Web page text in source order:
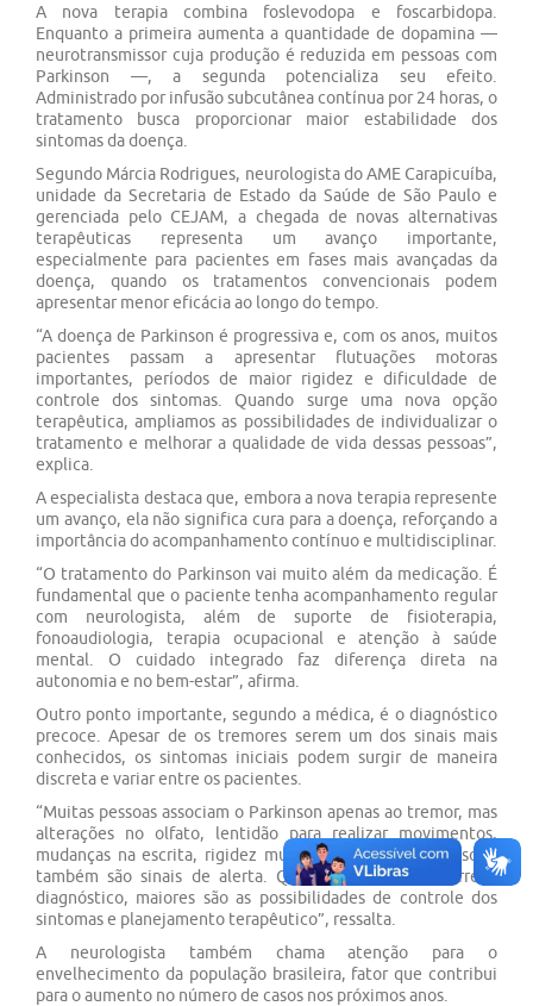
A nova terapia combina foslevodopa e foscarbidopa.
Enquanto a primeira aumenta a quantidade de dopamina —
neurotransmissor cuja produção é reduzida em pessoas com
Parkinson —, a segunda potencializa seu efeito.
Administrado por infusão subcutânea contínua por 24 horas, o
tratamento busca proporcionar maior estabilidade dos
sintomas da doença.
Segundo Márcia Rodrigues, neurologista do AME Carapicuíba,
unidade da Secretaria de Estado da Saúde de São Paulo e
gerenciada pelo CEJAM, a chegada de novas alternativas
terapêuticas representa um avanço importante,
especialmente para pacientes em fases mais avançadas da
doença, quando os tratamentos convencionais podem
apresentar menor eficácia ao longo do tempo.
“A doença de Parkinson é progressiva e, com os anos, muitos
pacientes passam a apresentar flutuações motoras
importantes, períodos de maior rigidez e dificuldade de
controle dos sintomas. Quando surge uma nova opção
terapêutica, ampliamos as possibilidades de individualizar o
tratamento e melhorar a qualidade de vida dessas pessoas”,
explica.
A especialista destaca que, embora a nova terapia represente
um avanço, ela não significa cura para a doença, reforçando a
importância do acompanhamento contínuo e multidisciplinar.
“O tratamento do Parkinson vai muito além da medicação. É
fundamental que o paciente tenha acompanhamento regular
com neurologista, além de suporte de fisioterapia,
fonoaudiologia, terapia ocupacional e atenção à saúde
mental. O cuidado integrado faz diferença direta na
autonomia e no bem-estar”, afirma.
Outro ponto importante, segundo a médica, é o diagnóstico
precoce. Apesar de os tremores serem um dos sinais mais
conhecidos, os sintomas iniciais podem surgir de maneira
discreta e variar entre os pacientes.
“Muitas pessoas associam o Parkinson apenas ao tremor, mas
alterações no olfato, lentidão para realizar movimentos,
mudanças na escrita, rigidez muscular e distúrbios do sono
também são sinais de alerta. Quanto mais cedo ocorre o
diagnóstico, maiores são as possibilidades de controle dos
sintomas e planejamento terapêutico”, ressalta.
A neurologista também chama atenção para o
envelhecimento da população brasileira, fator que contribui
para o aumento no número de casos nos próximos anos.